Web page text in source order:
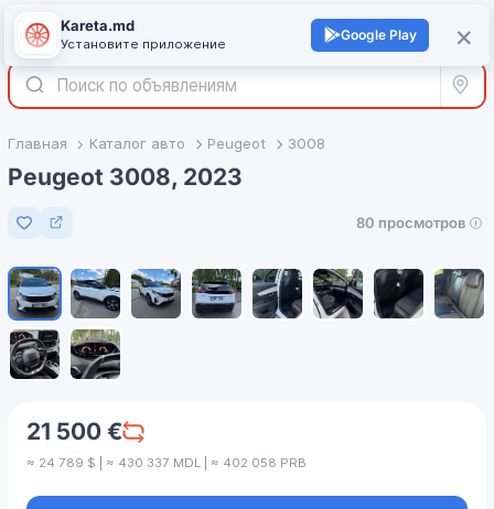
Войти +
Все
Главная Каталог авто Peugeot 3008
Peugeot 3008, 2023
Добавить в избранное
80 просмотров
21 500 €
≈ 24 789 $ | ≈ 430 337 MDL | ≈ 402 058 PRB
×
Kareta.md
Установите приложение
Google Play